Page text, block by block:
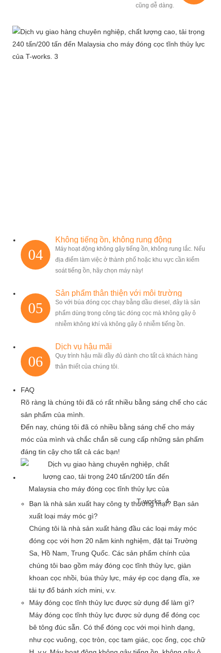
cũng dễ dàng.
04
Không tiếng ồn, không rung động
Máy hoạt động không gây tiếng ồn, không rung lắc. Nếu
địa điểm làm việc ở thành phố hoặc khu vực cần kiểm
soát tiếng ồn, hãy chọn máy này!
05
Sản phẩm thân thiện với môi trường
So với búa đóng cọc chạy bằng dầu diesel, đây là sản
phẩm dùng trong công tác đóng cọc mà không gây ô
nhiễm không khí và không gây ô nhiễm tiếng ồn.
06
Dịch vụ hậu mãi
Quy trình hậu mãi đầy đủ dành cho tất cả khách hàng
thân thiết của chúng tôi.
FAQ
Rõ ràng là chúng tôi đã có rất nhiều bằng sáng chế cho các
sản phẩm của mình.
Đến nay, chúng tôi đã có nhiều bằng sáng chế cho máy
móc của mình và chắc chắn sẽ cung cấp những sản phẩm
đáng tin cậy cho tất cả các bạn!
Bạn là nhà sản xuất hay công ty thương mại? Bạn sản
xuất loại máy móc gì?
Chúng tôi là nhà sản xuất hàng đầu các loại máy móc
đóng cọc với hơn 20 năm kinh nghiệm, đặt tại Trường
Sa, Hồ Nam, Trung Quốc. Các sản phẩm chính của
chúng tôi bao gồm máy đóng cọc tĩnh thủy lực, giàn
khoan cọc nhồi, búa thủy lực, máy ép cọc dạng đĩa, xe
tải tự đổ bánh xích mini, v.v.
Máy đóng cọc tĩnh thủy lực được sử dụng để làm gì?
Máy đóng cọc tĩnh thủy lực được sử dụng để đóng cọc
bê tông đúc sẵn. Có thể đóng cọc với mọi hình dạng,
như cọc vuông, cọc tròn, cọc tam giác, cọc ống, cọc chữ